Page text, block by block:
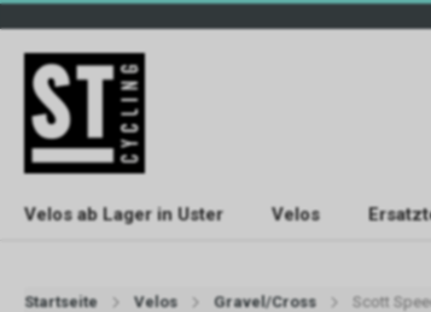
Velos ab Lager in Uster Velos
Startseite Velos Gravel/Cross Scott